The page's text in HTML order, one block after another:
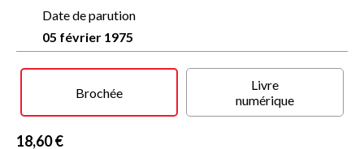
écrite, quant au fait de langage. Je n'ai point, comme il est de
convention, sacrifié le rhétoriqueur au lyrique, l'artisan à
l'inspiré. J'ai retenu toute manifestation créatrice, sans
en vers, et même l'emploi didactique du poème
mnémotechnique. Le plus souvent possible, j'ai fait état du
tabous, j'ai invité les originaux, les oubliés, les dédaignés, les
Date de parution
05 février 1975
Brochée
Livre
numérique
18,60 €